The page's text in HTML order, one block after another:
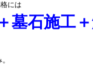
には
墓石施工